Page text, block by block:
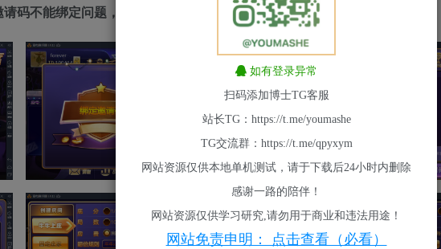
码不能绑定问题，完美控制，达到运营级标准。
如有登录异常
扫码添加博士TG客服
站长TG：https://t.me/youmashe
TG交流群：https://t.me/qpyxym
网站资源仅供本地单机测试，请于下载后24小时内删除
感谢一路的陪伴！
网站资源仅供学习研究,请勿用于商业和违法用途！
网站免责申明： 点击查看（必看）